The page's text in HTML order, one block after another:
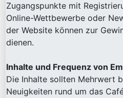
Zugangspunkte mit
Online-Wettbewerbe oder
der Website können zur
dienen.
Inhalte und Frequenz von
Die Inhalte sollten Mehrwert
Neuigkeiten rund um das